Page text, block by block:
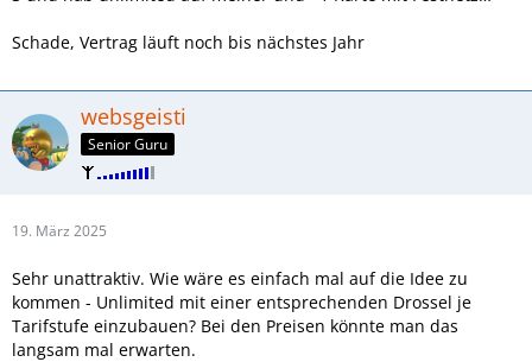
Schade, Vertrag läuft noch bis nächstes Jahr
websgeisti
Senior Guru
19. März 2025
Sehr unattraktiv. Wie wäre es einfach mal auf die Idee zu
kommen - Unlimited mit einer entsprechenden Drossel je
Tarifstufe einzubauen? Bei den Preisen könnte man das
langsam mal erwarten.